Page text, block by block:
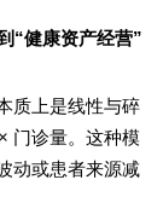
“健康资产经营”
上是线性与碎
门诊量。这种模
动或患者来源减